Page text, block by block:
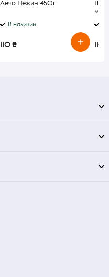
Лечо Нежин 450г
В наличии
110 ₴ 110